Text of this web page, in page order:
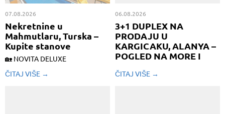
07.08.2026
Nekretnine u
Mahmutlaru, Turska –
Kupite stanove
🏡 NOVITA DELUXE
MAHMUTLAR – EKSKLUSIV 2+1
HJØRNELEJLIGHED TIL SALG 🌊
ČITAJ VIŠE →
06.08.2026
3+1 DUPLEX NA
PRODAJU U
KARGICAKU, ALANYA –
POGLED NA MORE I
🏡 3+1 DUPLEX NA PRODAJU U
ČITAJ VIŠE →